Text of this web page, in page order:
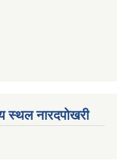
स्थल नारदपोखरी